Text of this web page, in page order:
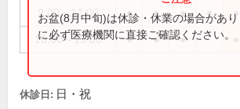
9:00～12:00 ● ● ● ● ●
16:00～19:00 ● ● ●
お盆(8月中旬)は休診・休業の場合があ
に必ず医療機関に直接ご確認ください。
休診日: 日・祝